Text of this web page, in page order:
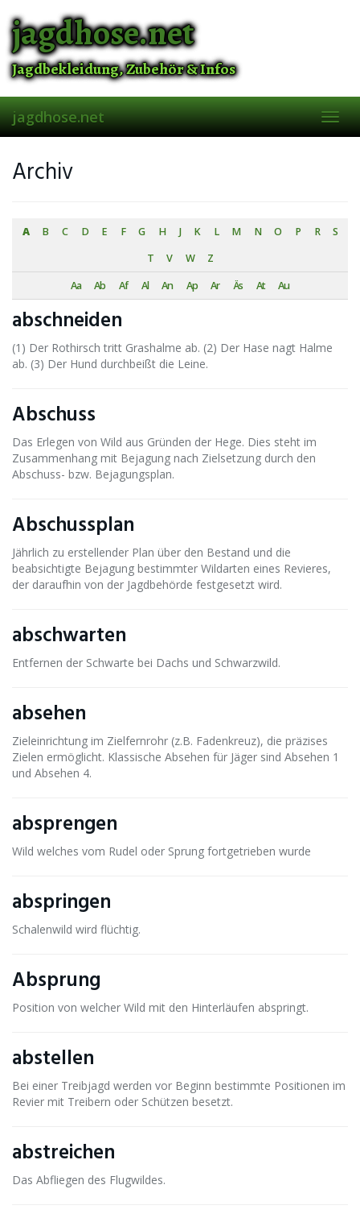
to
main
content
jagdhose.net
Jagdbekleidung, Zubehör & Infos
jagdhose.net
Archiv
A B C D E F G H J K L M N O P R
S
T
V W
Z
Aa
Ab Af Al An Ap Ar Äs At Au
abschneiden
(1) Der Rothirsch tritt Grashalme ab. (2) Der Hase nagt Halme
ab. (3) Der Hund durchbeißt die Leine.
Abschuss
Das Erlegen von Wild aus Gründen der Hege. Dies steht im
Zusammenhang mit Bejagung nach Zielsetzung durch den
Abschuss- bzw. Bejagungsplan.
Abschussplan
Jährlich zu erstellender Plan über den Bestand und die
beabsichtigte Bejagung bestimmter Wildarten eines Revieres,
der daraufhin von der Jagdbehörde festgesetzt wird.
abschwarten
Entfernen der Schwarte bei Dachs und Schwarzwild.
absehen
Zieleinrichtung im Zielfernrohr (z.B. Fadenkreuz), die präzises
Zielen ermöglicht. Klassische Absehen für Jäger sind Absehen 1
und Absehen 4.
absprengen
Wild welches vom Rudel oder Sprung fortgetrieben wurde
abspringen
Schalenwild wird flüchtig.
Absprung
Position von welcher Wild mit den Hinterläufen abspringt.
abstellen
Bei einer Treibjagd werden vor Beginn bestimmte Positionen im
Revier mit Treibern oder Schützen besetzt.
abstreichen
Das Abfliegen des Flugwildes.